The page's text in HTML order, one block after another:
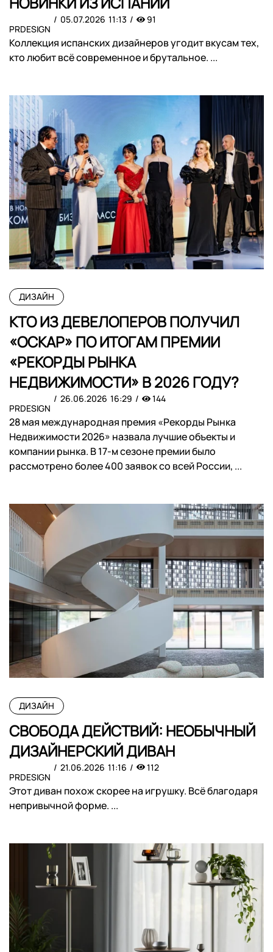
PRDESIGN
05.07.2026 11:13 91
Коллекция испанских дизайнеров угодит вкусам тех,
кто любит всё современное и брутальное. ...
ДИЗАЙН
​КТО ИЗ ДЕВЕЛОПЕРОВ ПОЛУЧИЛ
«ОСКАР» ПО ИТОГАМ ПРЕМИИ
«РЕКОРДЫ РЫНКА
НЕДВИЖИМОСТИ» В 2026 ГОДУ?
PRDESIGN
26.06.2026 16:29 144
28 мая международная премия «Рекорды Рынка
Недвижимости 2026» назвала лучшие объекты и
компании рынка. В 17-м сезоне премии было
рассмотрено более 400 заявок со всей России, ...
ДИЗАЙН
СВОБОДА ДЕЙСТВИЙ: НЕОБЫЧНЫЙ
ДИЗАЙНЕРСКИЙ ДИВАН
PRDESIGN
21.06.2026 11:16 112
Этот диван похож скорее на игрушку. Всё благодаря
непривычной форме. ...